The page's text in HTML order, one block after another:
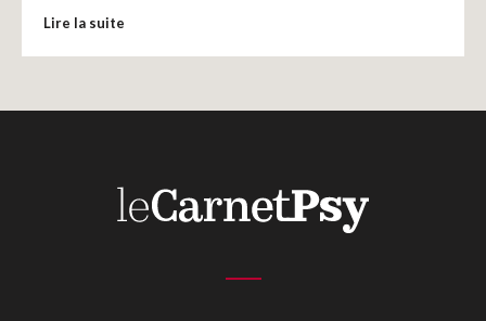
Mon compte
Lire la suite